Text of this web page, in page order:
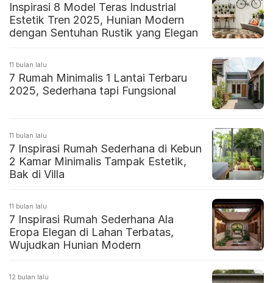
Inspirasi 8 Model Teras Industrial
Estetik Tren 2025, Hunian Modern
dengan Sentuhan Rustik yang Elegan
11 bulan lalu
7 Rumah Minimalis 1 Lantai Terbaru
2025, Sederhana tapi Fungsional
11 bulan lalu
7 Inspirasi Rumah Sederhana di Kebun
2 Kamar Minimalis Tampak Estetik,
Bak di Villa
11 bulan lalu
7 Inspirasi Rumah Sederhana Ala
Eropa Elegan di Lahan Terbatas,
Wujudkan Hunian Modern
12 bulan lalu